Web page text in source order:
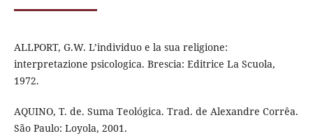
ALLPORT, G.W. L’individuo e la sua religione:
interpretazione psicologica. Brescia: Editrice La Scuola,
1972.
AQUINO, T. de. Suma Teológica. Trad. de Alexandre Corrêa.
São Paulo: Loyola, 2001.